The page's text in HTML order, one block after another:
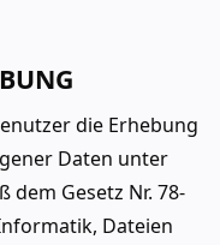
die Erhebung
Daten unter
dem Gesetz Nr. 78-
Dateien